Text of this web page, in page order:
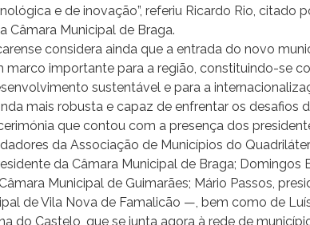
e de inovação”, referiu Ricardo Rio, citado
Câmara Municipal de Braga.
considera ainda que a entrada do novo
marco importante para a região, constituindo-se
sustentável e para a
mais robusta e capaz de enfrentar os desafios
que contou com a presença dos
da Associação de Municípios do
da Câmara Municipal de Braga; Domingos
Municipal de Guimarães; Mário Passos,
de Vila Nova de Famalicão —, bem como de
do Castelo, que se junta agora à rede de